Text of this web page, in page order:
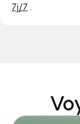
7j/7